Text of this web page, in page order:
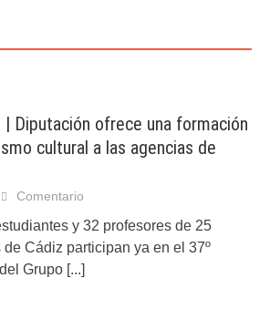
| Diputación ofrece una formación
cultural a las agencias de
Comentario
y 32 profesores de 25
Cádiz participan ya en el 37º
Grupo [...]